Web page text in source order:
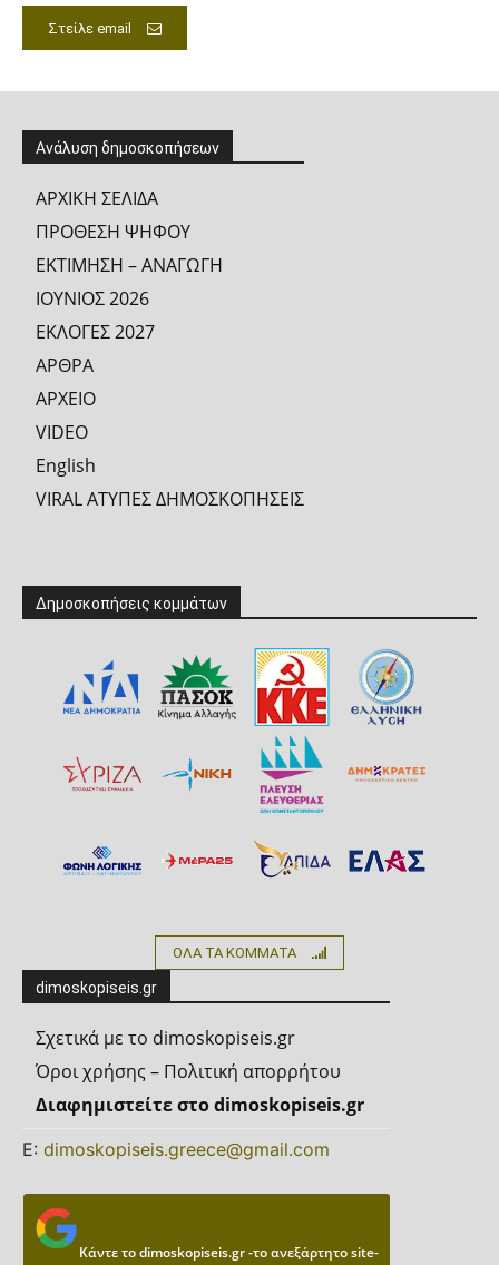
Στείλε email
Ανάλυση δημοσκοπήσεων
ΑΡΧΙΚΗ ΣΕΛΙΔΑ
ΠΡΟΘΕΣΗ ΨΗΦΟΥ
ΕΚΤΙΜΗΣΗ – ΑΝΑΓΩΓΗ
ΙΟΥΝΙΟΣ 2026
ΕΚΛΟΓΕΣ 2027
ΑΡΘΡΑ
ΑΡΧΕΙΟ
VIDEO
English
VIRAL ΑΤΥΠΕΣ ΔΗΜΟΣΚΟΠΗΣΕΙΣ
Δημοσκοπήσεις κομμάτων
ΟΛΑ ΤΑ ΚΟΜΜΑΤΑ
dimoskopiseis.gr
Σχετικά με το dimoskopiseis.gr
Όροι χρήσης – Πολιτική απορρήτου
Διαφημιστείτε στο dimoskopiseis.gr
Ε: dimoskopiseis.greece@gmail.com
Κάντε το dimoskopiseis.gr -το ανεξάρτητο site-